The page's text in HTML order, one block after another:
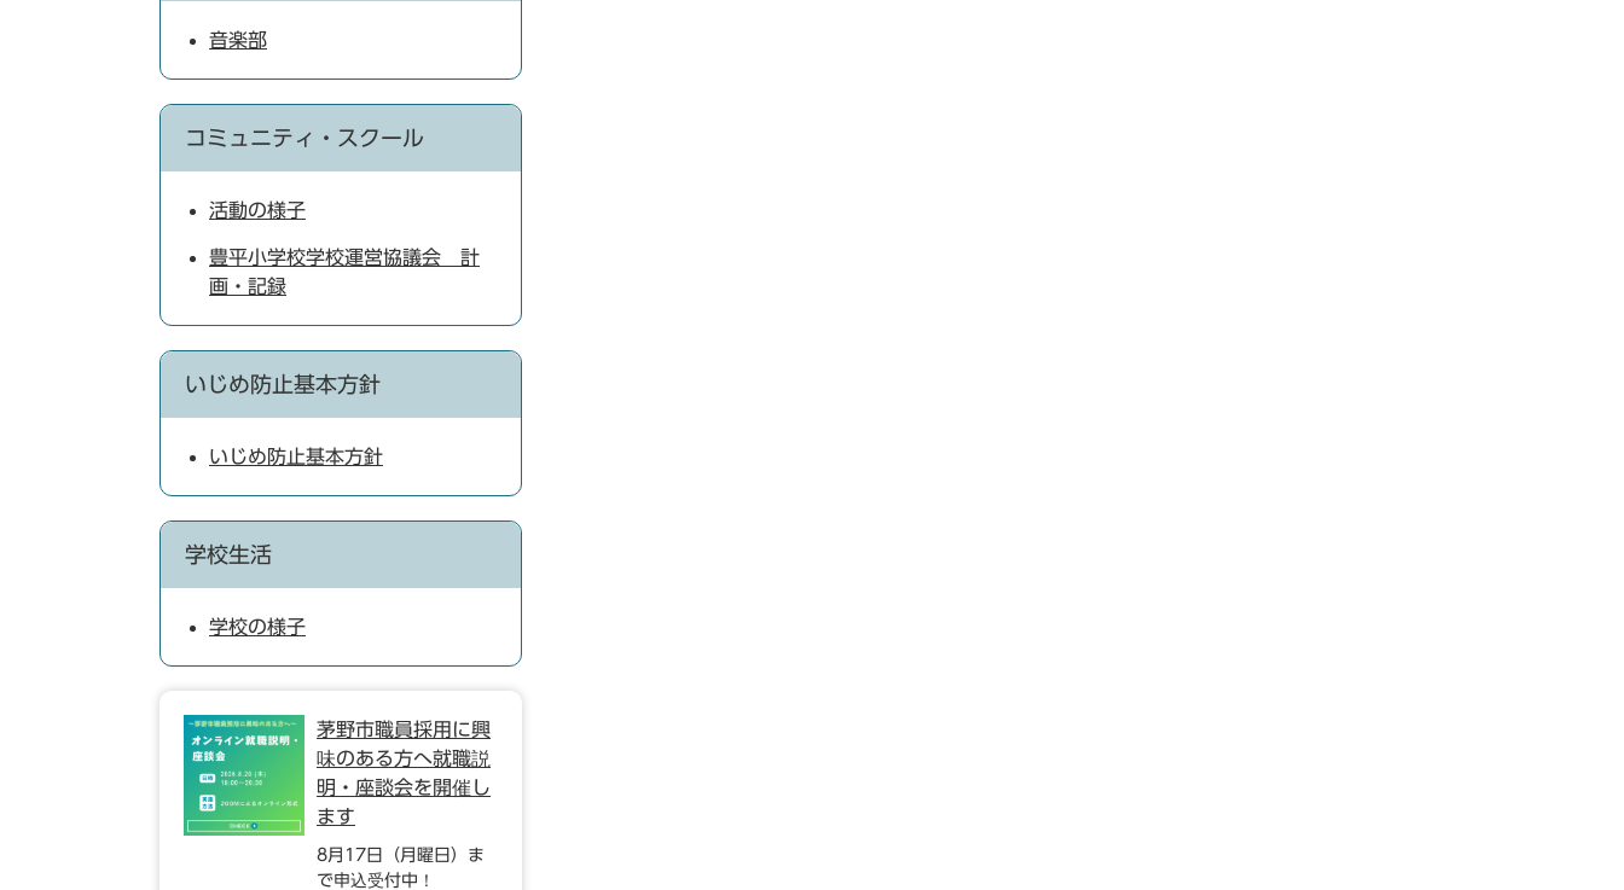
音楽部
コミュニティ・スクール
活動の様子
豊平小学校学校運営協議会 計
画・記録
いじめ防止基本方針
いじめ防止基本方針
学校生活
学校の様子
茅野市職員採用に興
味のある方へ就職説
明・座談会を開催し
ます
8月17日（月曜日）ま
で申込受付中！